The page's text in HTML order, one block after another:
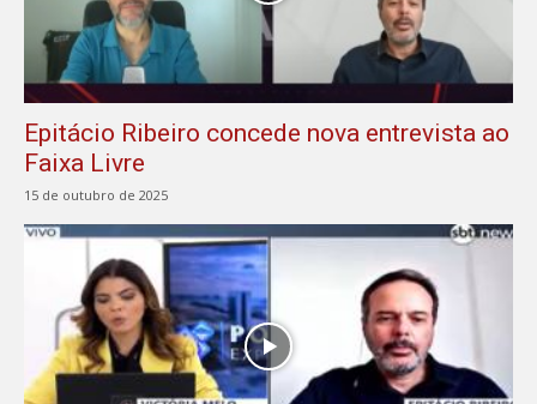
Epitácio Ribeiro concede nova entrevista ao
Faixa Livre
15 de outubro de 2025